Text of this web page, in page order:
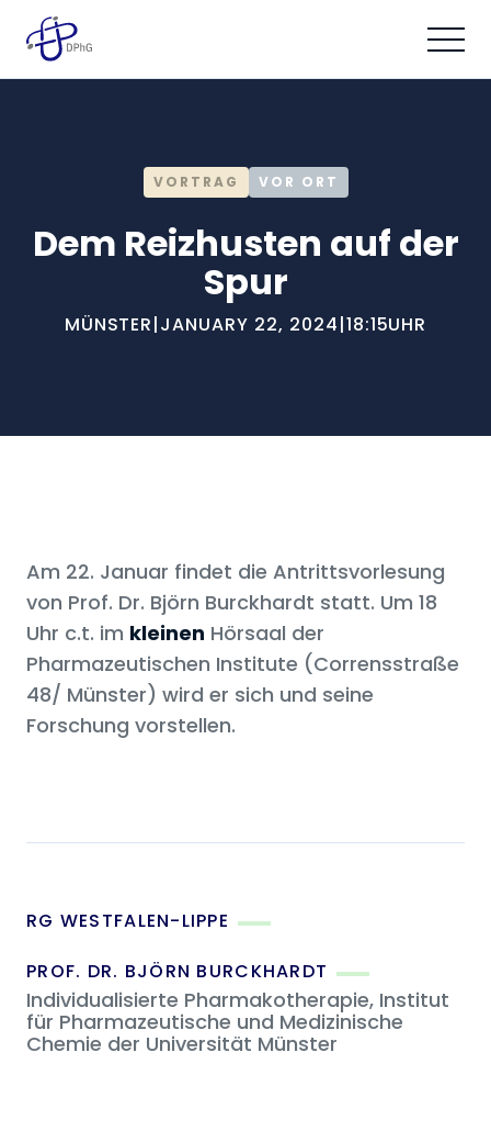
VORTRAG VOR ORT
Dem Reizhusten auf der
Spur
MÜNSTER|JANUARY 22, 2024|18:15UHR
Am 22. Januar findet die Antrittsvorlesung
von Prof. Dr. Björn Burckhardt statt. Um 18
Uhr c.t. im kleinen Hörsaal der
Pharmazeutischen Institute (Corrensstraße
48/ Münster) wird er sich und seine
Forschung vorstellen.
RG WESTFALEN-LIPPE
PROF. DR. BJÖRN BURCKHARDT
Individualisierte Pharmakotherapie, Institut
für Pharmazeutische und Medizinische
Chemie der Universität Münster